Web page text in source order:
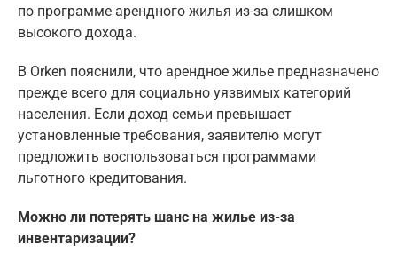
по программе арендного жилья из-за слишком
высокого дохода.
В Orken пояснили, что арендное жилье предназначено
прежде всего для социально уязвимых категорий
населения. Если доход семьи превышает
установленные требования, заявителю могут
предложить воспользоваться программами
льготного кредитования.
Можно ли потерять шанс на жилье из-за
инвентаризации?